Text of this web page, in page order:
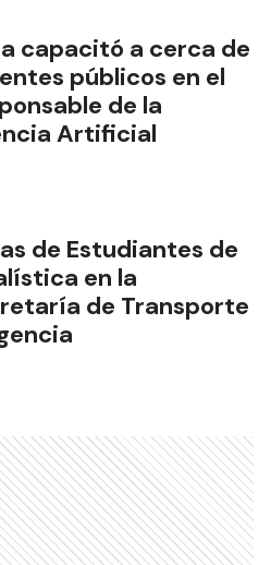
capacitó a cerca de
públicos en el
de la
Artificial
de Estudiantes de
en la
de Transporte